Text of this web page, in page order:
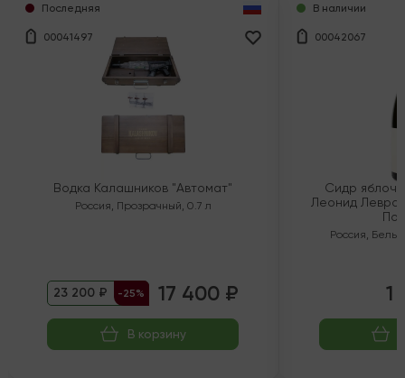
Последняя
00041497
Водка Калашников "Автомат"
Россия, Прозрачный, 0.7 л
23 200 ₽ -25% 17 400 ₽
В корзину
В наличии
00042067
Сидр
Леонид
Россия, Белый
1